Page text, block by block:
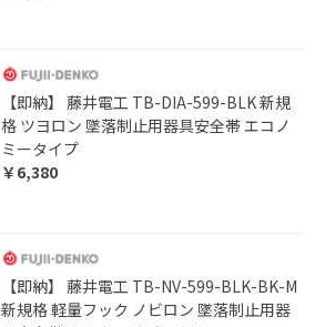
【即納】 藤井電工 TB-DIA-599-BLK 新規
格 ツヨロン 墜落制止用器具安全帯 エコノ
ミータイプ
￥6,380
【即納】 藤井電工 TB-NV-599-BLK-BK-M
新規格 軽量フック ノビロン 墜落制止用器